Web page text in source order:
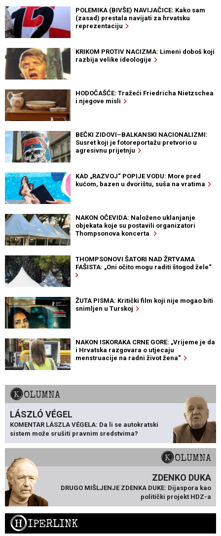
POLEMIKA (BIVŠE) NAVIJAČICE: Kako sam
(zasad) prestala navijati za hrvatsku
reprezentaciju
KRIKOM PROTIV NACIZMA: Limeni doboš koji
razbija velike ideologije
HODOČAŠĆE: Tražeći Friedricha Nietzschea
i njegove misli
BEČKI ZIDOVI–BALKANSKI NACIONALIZMI:
Susret koji je fotoreportažu pretvorio u
agresivnu prijetnju
KAD „RAZVOJ“ POPIJE VODU: More pred
kućom, bazen u dvorištu, suša na vratima
NAKON OČEVIDA: Naloženo uklanjanje
objekata koje su postavili organizatori
Thompsonova koncerta
THOMPSONOVI ŠATORI NAD ŽRTVAMA
FAŠISTA: „Oni očito mogu raditi štogod žele“
ŽUTA PISMA: Kritički film koji nije mogao biti
snimljen u Turskoj
NAKON ISKORAKA CRNE GORE: „Vrijeme je da
i Hrvatska razgovara o utjecaju
menstruacije na radni život žena“
KOLUMNA
LÁSZLÓ VÉGEL
KOMENTAR LÁSZLA VÉGELA: Da li se autokratski
sistem može srušiti pravnim sredstvima?
KOLUMNA
ZDENKO DUKA
DRUGO MIŠLJENJE ZDENKA DUKE: Dijaspora kao
politički projekt HDZ-a
HIPERLINK